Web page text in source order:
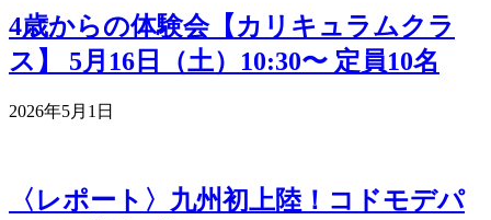
4歳からの体験会【カリキュラムクラ
ス】 5月16日（土）10:30〜 定員10名
2026年5月1日
〈レポート〉九州初上陸！コドモデパ